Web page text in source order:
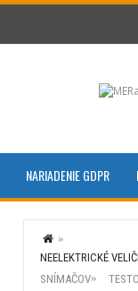
NARIADENIE GDPR
NEELEKTRICKÉ
SNÍMAČOV